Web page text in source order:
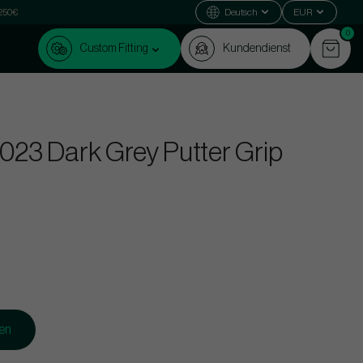
Deutsch EUR
Custom Fitting Kundendienst
0
Dark Grey Putter Grip